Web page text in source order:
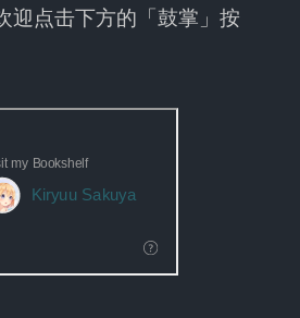
迎点击下方的「鼓掌」按